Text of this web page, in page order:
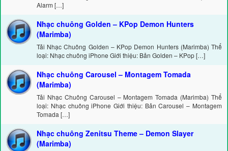
Alarm […]
Nhạc chuông Golden – KPop Demon Hunters
(Marimba)
Tải Nhạc Chuông Golden – KPop Demon Hunters (Marimba) Thể
loại: Nhạc chuông iPhone Giới thiệu: Bản Golden – KPop […]
Nhạc chuông Carousel – Montagem Tomada
(Marimba)
Tải Nhạc Chuông Carousel – Montagem Tomada (Marimba) Thể
loại: Nhạc chuông iPhone Giới thiệu: Bản Carousel – Montagem
Tomada […]
Nhạc chuông Zenitsu Theme – Demon Slayer
(Marimba)